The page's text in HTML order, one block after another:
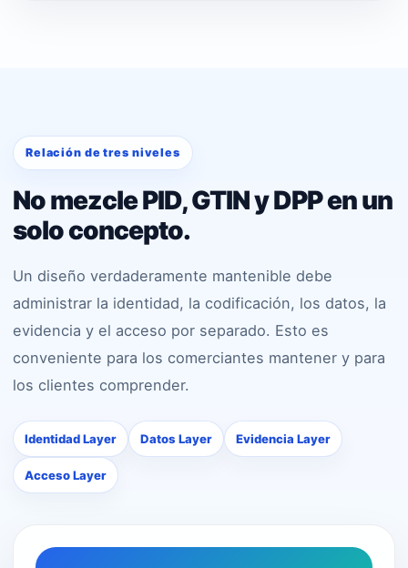
Relación de tres niveles
No mezcle PID, GTIN y DPP en un
solo concepto.
Un diseño verdaderamente mantenible debe
administrar la identidad, la codificación, los datos, la
evidencia y el acceso por separado. Esto es
conveniente para los comerciantes mantener y para
los clientes comprender.
Identidad Layer Datos Layer Evidencia Layer
Acceso Layer